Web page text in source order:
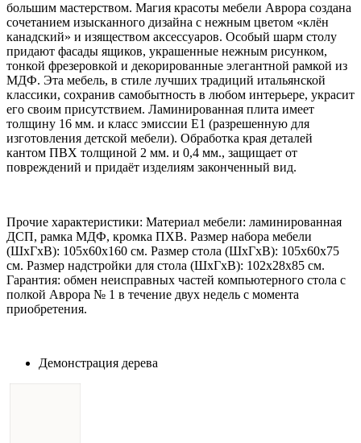
большим мастерством. Магия красоты мебели Аврора создана
сочетанием изысканного дизайна с нежным цветом «клён
канадский» и изяществом аксессуаров. Особый шарм столу
придают фасады ящиков, украшенные нежным рисунком,
тонкой фрезеровкой и декорированные элегантной рамкой из
МДФ. Эта мебель, в стиле лучших традиций итальянской
классики, сохранив самобытность в любом интерьере, украсит
его своим присутствием. Ламинированная плита имеет
толщину 16 мм. и класс эмиссии Е1 (разрешенную для
изготовления детской мебели). Обработка края деталей
кантом ПВХ толщиной 2 мм. и 0,4 мм., защищает от
повреждений и придаёт изделиям законченный вид.
Прочие характеристики: Материал мебели: ламинированная
ДСП, рамка МДФ, кромка ПХВ. Размер набора мебели
(ШхГхВ): 105х60х160 см. Размер стола (ШхГхВ): 105х60х75
см. Размер надстройки для стола (ШхГхВ): 102х28х85 см.
Гарантия: обмен неисправных частей компьютерного стола с
полкой Аврора № 1 в течение двух недель с момента
приобретения.
Демонстрация дерева